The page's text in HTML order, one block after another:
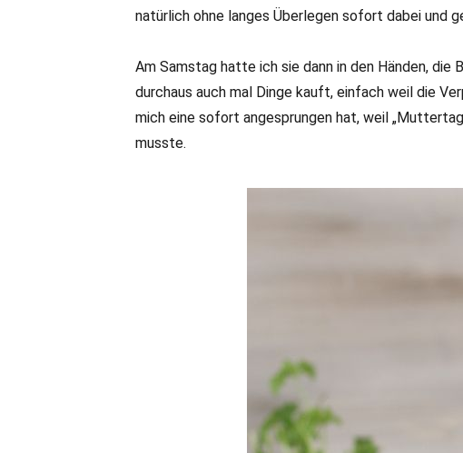
natürlich ohne langes Überlegen sofort dabei und
Am Samstag hatte ich sie dann in den Händen, die
durchaus auch mal Dinge kauft, einfach weil die
mich eine sofort angesprungen hat, weil
musste.